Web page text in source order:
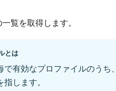
覧を取得します。
とは
で有効なプロファイルのう
します。